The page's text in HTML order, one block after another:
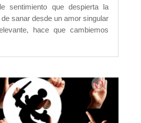
sentimiento que despierta la
sanar desde un amor singular
hace que cambiemos